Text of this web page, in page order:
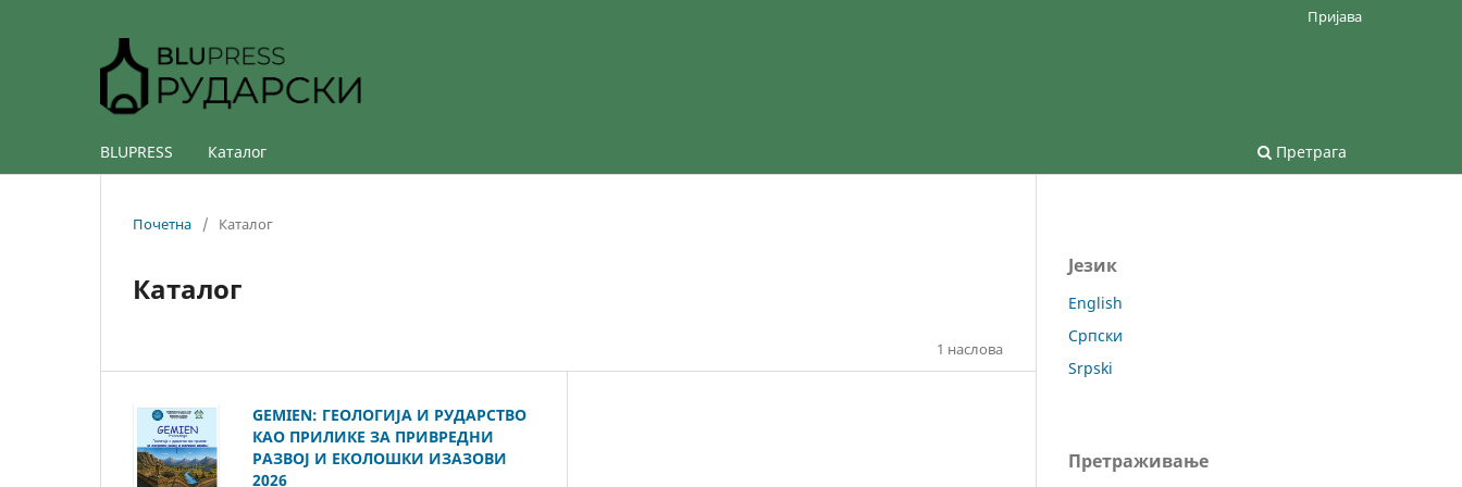
BLUPRESS Каталог Претрага
Пријава
Почетна / Каталог
Каталог
1 наслова
GEMIEN: ГЕОЛОГИЈА И РУДАРСТВО
КАО ПРИЛИКЕ ЗА ПРИВРЕДНИ
РАЗВОЈ И ЕКОЛОШКИ ИЗАЗОВИ
2026
Језик
English
Српски
Srpski
Претраживање